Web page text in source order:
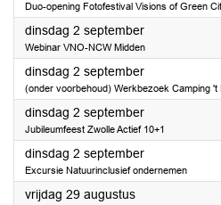
Duo-opening Fotofestival Visions of Green
dinsdag 2 september2025
Webinar VNO-NCW Midden
dinsdag 2 september2025
(onder voorbehoud) Werkbezoek Camping 't
dinsdag 2 september2025
Jubileumfeest Zwolle Actief 10+1
dinsdag 2 september2025
Excursie Natuurinclusief ondernemen
vrijdag 29 augustus2025